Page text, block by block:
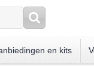
en kits